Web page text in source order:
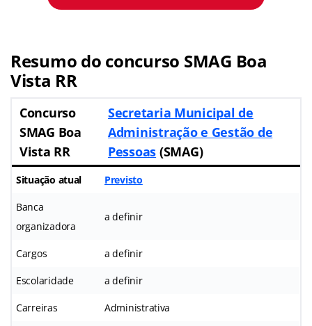
Resumo do concurso SMAG Boa
Vista RR
Concurso
SMAG Boa
Vista RR
Secretaria Municipal de
Administração e Gestão de
Pessoas (SMAG)
Situação atual Previsto
Banca
organizadora
a definir
Cargos a definir
Escolaridade a definir
Carreiras Administrativa